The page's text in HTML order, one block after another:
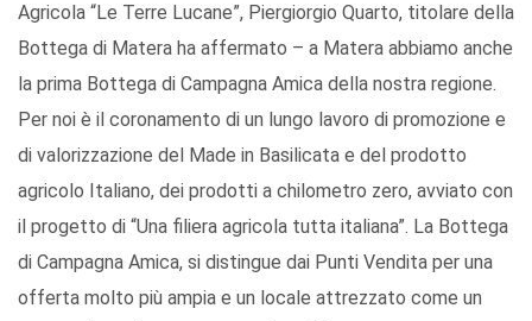
Agricola “Le Terre Lucane”, Piergiorgio Quarto, titolare della
Bottega di Matera ha affermato – a Matera abbiamo anche
la prima Bottega di Campagna Amica della nostra regione.
Per noi è il coronamento di un lungo lavoro di promozione e
di valorizzazione del Made in Basilicata e del prodotto
agricolo Italiano, dei prodotti a chilometro zero, avviato con
il progetto di “Una filiera agricola tutta italiana”. La Bottega
di Campagna Amica, si distingue dai Punti Vendita per una
offerta molto più ampia e un locale attrezzato come un